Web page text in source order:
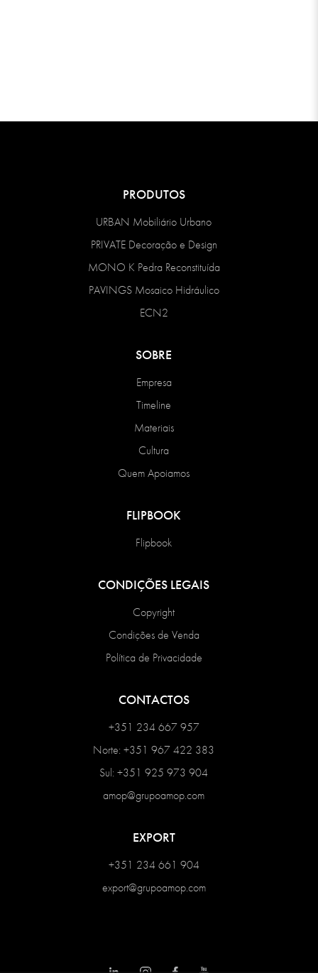
PRODUTOS
URBAN Mobiliário Urbano
PRIVATE Decoração e Design
MONO K Pedra Reconstituída
PAVINGS Mosaico Hidráulico
ECN2
SOBRE
Empresa
Timeline
Materiais
Cultura
Quem Apoiamos
FLIPBOOK
Flipbook
CONDIÇÕES LEGAIS
Copyright
Condições de Venda
Política de Privacidade
CONTACTOS
+351 234 667 957
Norte: +351 967 422 383
Sul: +351 925 973 904
amop@grupoamop.com
EXPORT
+351 234 661 904
export@grupoamop.com